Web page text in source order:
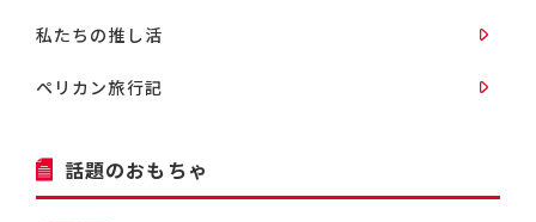
私たちの推し活
ペリカン旅行記
話題のおもちゃ